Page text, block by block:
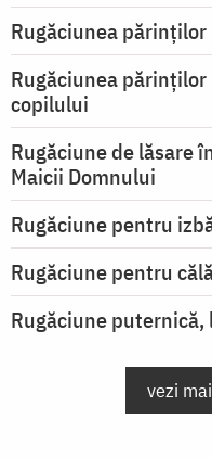
Rugăciunea
Rugăciunea
copilului
Rugăciune de lăsare
Maicii Domnului
Rugăciune pentru
Rugăciune pentru
Rugăciune
vezi